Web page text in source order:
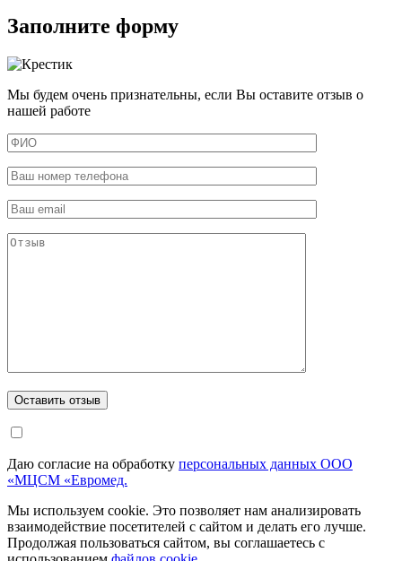
Заполните форму
Мы будем очень признательны, если Вы оставите отзыв о
нашей работе
Даю согласие на обработку персональных данных ООО
«МЦСМ «Евромед.
Мы используем cookie. Это позволяет нам анализировать
взаимодействие посетителей с сайтом и делать его лучше.
Продолжая пользоваться сайтом, вы соглашаетесь с